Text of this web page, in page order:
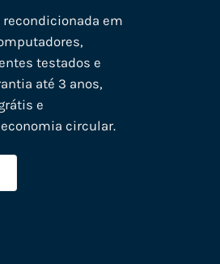
em
testados e
até 3 anos,
e
circular.